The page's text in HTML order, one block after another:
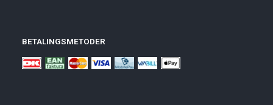
BETALINGSMETODER